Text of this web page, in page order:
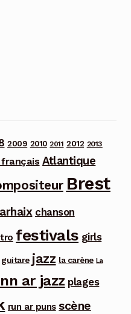
2009 2010 2011 2012 2013
Atlantique
Brest
chanson
festivals girls
guitare jazz la carène La
ar jazz plages
run ar puns scène